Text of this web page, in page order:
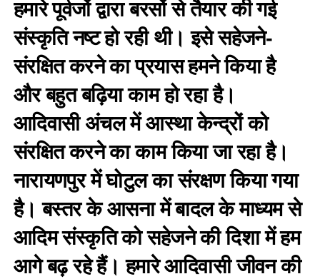
हमारे पूर्वजों द्वारा बरसों से तैयार की गई
संस्कृति नष्ट हो रही थी। इसे सहेजने-
संरक्षित करने का प्रयास हमने किया है
और बहुत बढ़िया काम हो रहा है।
आदिवासी अंचल में आस्था केन्द्रों को
संरक्षित करने का काम किया जा रहा है।
नारायणपुर में घोटुल का संरक्षण किया गया
है। बस्तर के आसना में बादल के माध्यम से
आदिम संस्कृति को सहेजने की दिशा में हम
आगे बढ़ रहे हैं। हमारे आदिवासी जीवन की